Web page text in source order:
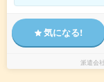
気になる!
派遣会社